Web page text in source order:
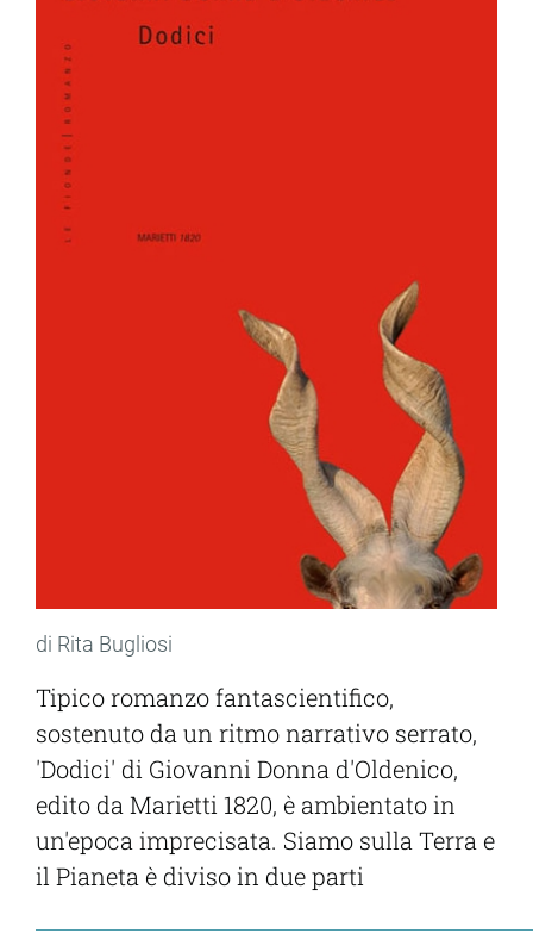
di Rita Bugliosi
Tipico romanzo fantascientifico,
sostenuto da un ritmo narrativo serrato,
'Dodici' di Giovanni Donna d'Oldenico,
edito da Marietti 1820, è ambientato in
un'epoca imprecisata. Siamo sulla Terra e
il Pianeta è diviso in due parti